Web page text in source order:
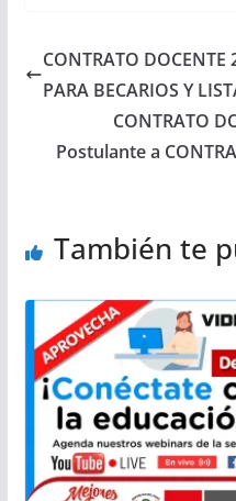
CONTRATO DOCENTE
PARA BECARIOS Y
CONTRATO
Postulante a
También te